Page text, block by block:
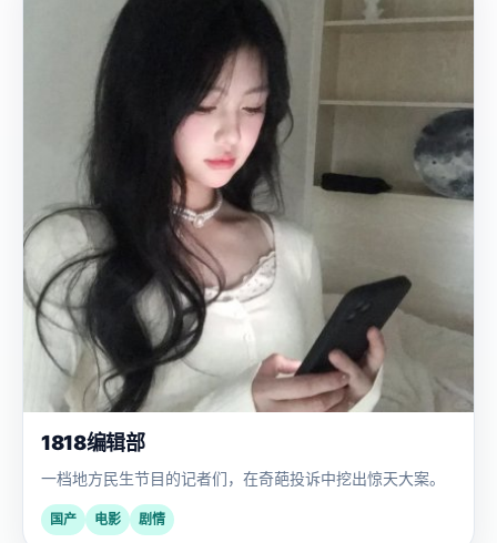
1818编辑部
一档地方民生节目的记者们，在奇葩投诉中挖出惊天大案。
国产 电影
剧情
2023
欧